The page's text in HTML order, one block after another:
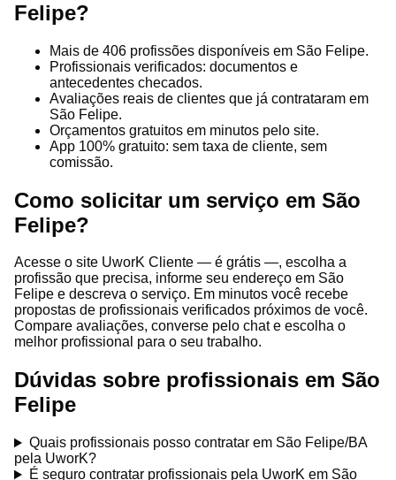
Felipe?
Mais de 406 profissões disponíveis em São Felipe.
Profissionais verificados: documentos e
antecedentes checados.
Avaliações reais de clientes que já contrataram em
São Felipe.
Orçamentos gratuitos em minutos pelo site.
App 100% gratuito: sem taxa de cliente, sem
comissão.
Como solicitar um serviço em São
Felipe?
Acesse o site UworK Cliente — é grátis —, escolha a
profissão que precisa, informe seu endereço em São
Felipe e descreva o serviço. Em minutos você recebe
propostas de profissionais verificados próximos de você.
Compare avaliações, converse pelo chat e escolha o
melhor profissional para o seu trabalho.
Dúvidas sobre profissionais em São
Felipe
Quais profissionais posso contratar em São Felipe/BA
pela UworK?
É seguro contratar profissionais pela UworK em São